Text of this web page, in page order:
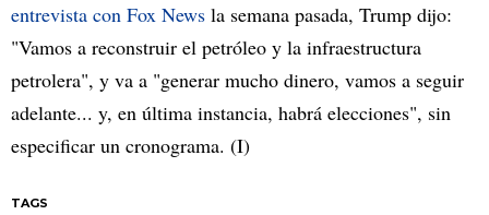
entrevista con Fox News la semana pasada, Trump dijo:
"Vamos a reconstruir el petróleo y la infraestructura
petrolera", y va a "generar mucho dinero, vamos a seguir
adelante... y, en última instancia, habrá elecciones", sin
especificar un cronograma. (I)
TAGS